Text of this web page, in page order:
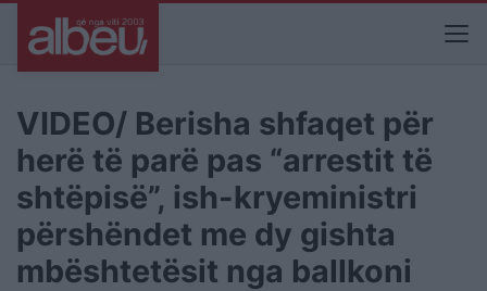
VIDEO/ Berisha shfaqet për
herë të parë pas “arrestit të
shtëpisë”, ish-kryeministri
përshëndet me dy gishta
mbështetësit nga ballkoni